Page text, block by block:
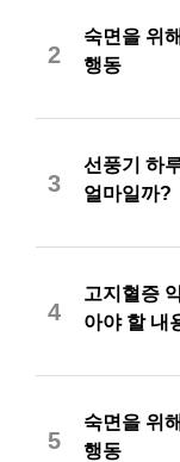
2
숙면을 위
행동
3
선풍기 하
얼마일까?
4
고지혈증
아야 할 내
5
숙면을 위
행동